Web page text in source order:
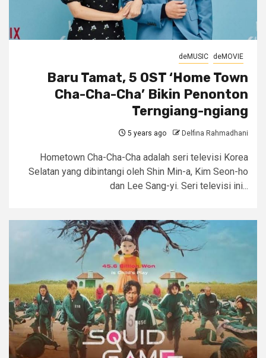
deMUSIC deMOVIE
Baru Tamat, 5 OST ‘Home Town
Cha-Cha-Cha’ Bikin Penonton
Terngiang-ngiang
5 years ago Delfina Rahmadhani
Hometown Cha-Cha-Cha adalah seri televisi Korea
Selatan yang dibintangi oleh Shin Min-a, Kim Seon-ho
dan Lee Sang-yi. Seri televisi ini...